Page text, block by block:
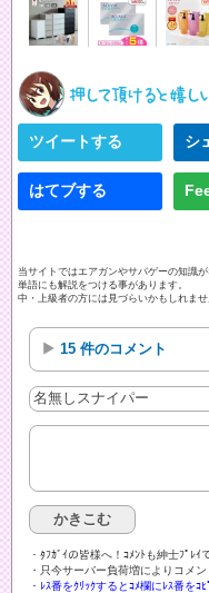
ツイートする シ
はてブする
当サイトではエアガンやサバゲーの知識
単語にも解説をつける事があります。
中・上級者の方には見づらいかもしれま
15 件のコメント
・ﾀﾌｶﾞｲの皆様へ！ｺﾒﾝﾄも紳士ﾌﾟﾚｲ
・只今サーバー負荷増によりコメ
・ﾚｽ番をｸﾘｯｸするとｺﾒ欄にﾚｽ番をｺ